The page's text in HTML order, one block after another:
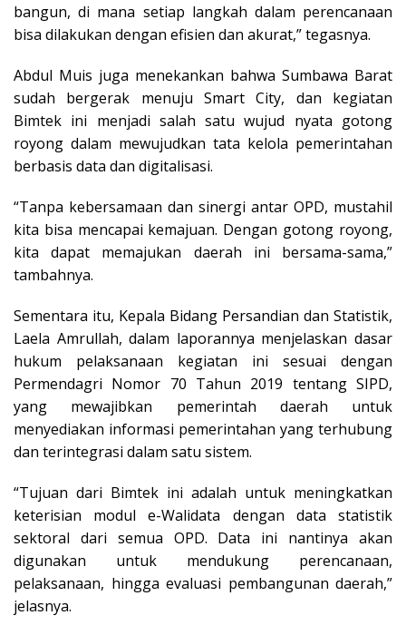
bangun, di mana setiap langkah dalam perencanaan
bisa dilakukan dengan efisien dan akurat,” tegasnya.
Abdul Muis juga menekankan bahwa Sumbawa Barat
sudah bergerak menuju Smart City, dan kegiatan
Bimtek ini menjadi salah satu wujud nyata gotong
royong dalam mewujudkan tata kelola pemerintahan
berbasis data dan digitalisasi.
“Tanpa kebersamaan dan sinergi antar OPD, mustahil
kita bisa mencapai kemajuan. Dengan gotong royong,
kita dapat memajukan daerah ini bersama-sama,”
tambahnya.
Sementara itu, Kepala Bidang Persandian dan Statistik,
Laela Amrullah, dalam laporannya menjelaskan dasar
hukum pelaksanaan kegiatan ini sesuai dengan
Permendagri Nomor 70 Tahun 2019 tentang SIPD,
yang mewajibkan pemerintah daerah untuk
menyediakan informasi pemerintahan yang terhubung
dan terintegrasi dalam satu sistem.
“Tujuan dari Bimtek ini adalah untuk meningkatkan
keterisian modul e-Walidata dengan data statistik
sektoral dari semua OPD. Data ini nantinya akan
digunakan untuk mendukung perencanaan,
pelaksanaan, hingga evaluasi pembangunan daerah,”
jelasnya.